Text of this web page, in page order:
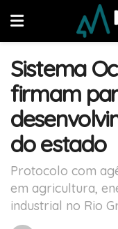
Sistema
firmam
do estado
Protocolo com
em agricultura,
industrial no Rio